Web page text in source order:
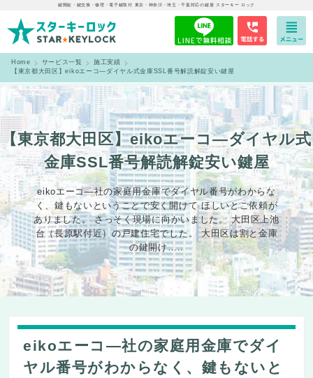
鍵開錠・鍵交換・修理・電子鍵取付 東京・神奈川・埼玉・千葉対応の鍵屋 スターキー ロック
Home サービス一覧
施工実績
【東京都大田区】eikoエーコ―ダイヤル式金庫SSL番号解読解錠安い鍵屋
【東京都大田区】eikoエーコ―ダイヤル式
金庫SSL番号解読解錠安い鍵屋
eikoエーコ―社の家庭用金庫でダイヤル番号がわからな
く、鍵もないということで安く開けて ほしいとご依頼が
ありました。 さっそく現場に向かいました。 大田区上池
台（長原駅付近）の戸建住宅でした。 大田区は割と金庫
の鍵開け…..
eikoエーコ―社の家庭用金庫でダイ
ヤル番号がわからなく、鍵もないと